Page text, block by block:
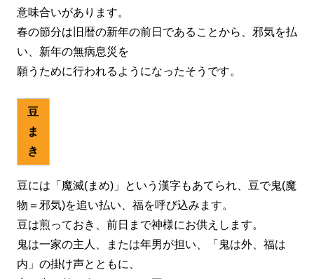
意味合いがあります。
春の節分は旧暦の新年の前日であることから、邪気を払
い、新年の無病息災を
願うために行われるようになったそうです。
豆
ま
き
豆には「魔滅(まめ)」という漢字もあてられ、豆で鬼(魔
物＝邪気)を追い払い、福を呼び込みます。
豆は煎っておき、前日まで神様にお供えします。
鬼は一家の主人、または年男が担い、「鬼は外、福は
内」の掛け声とともに、